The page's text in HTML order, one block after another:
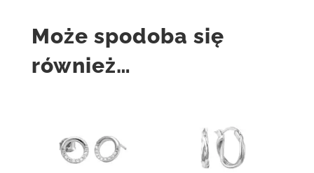
Może spodoba się
również…